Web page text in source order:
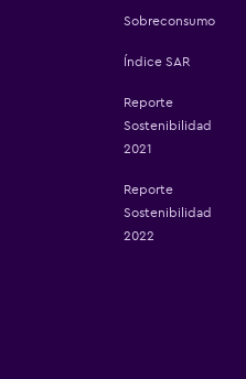
Sobreconsumo
Índice SAR
Reporte
Sostenibilidad
2021
Reporte
Sostenibilidad
2022